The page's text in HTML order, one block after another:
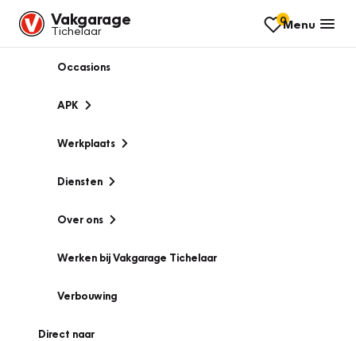
Vakgarage
Tichelaar
0Menu
Occasions
APK
Werkplaats
Diensten
Over ons
Werken bij Vakgarage Tichelaar
Verbouwing
Direct naar